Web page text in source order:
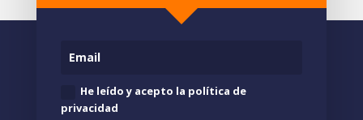
He leído y acepto la política de
privacidad